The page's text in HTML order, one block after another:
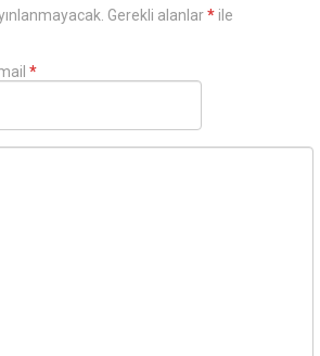
Gerekli alanlar* ile
*